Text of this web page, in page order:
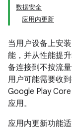
数据安全
应用内更新
当用户设备上安
能，并从性能提
备连接到不按流
用户可能需要收
Google Play
应用。
应用内更新功能